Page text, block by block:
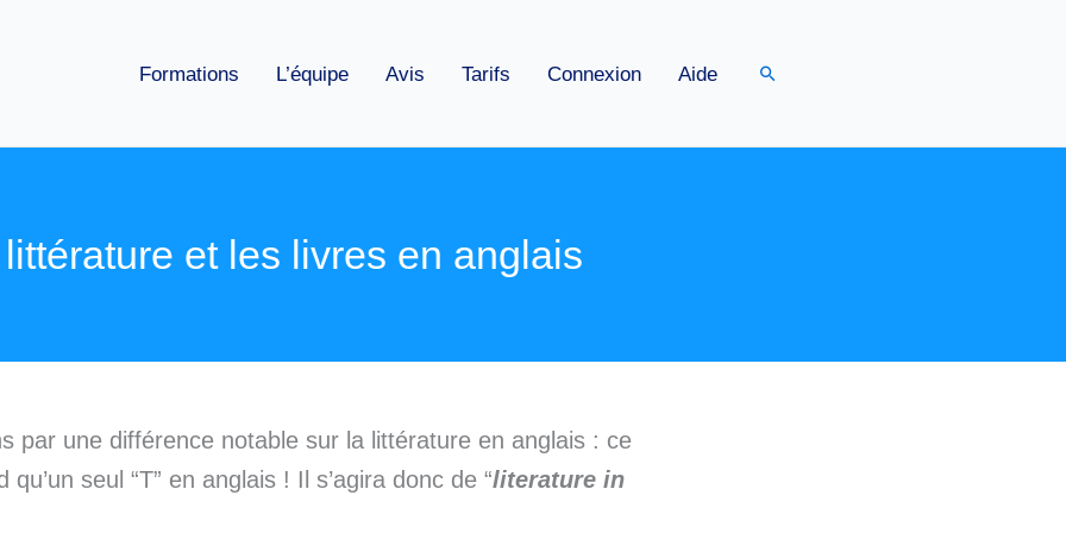
Formations L’équipe Avis Tarifs Connexion Aide Rechercher
et les livres en anglais
par une différence notable sur la littérature en anglais : ce
qu’un seul “T” en anglais ! Il s’agira donc de “literature in